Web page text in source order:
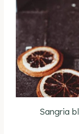
Sangria